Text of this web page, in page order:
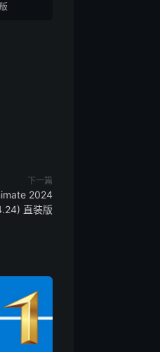
下一篇
2024
直装版